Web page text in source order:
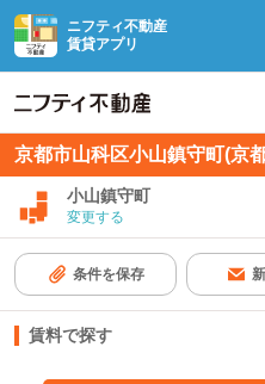
ニフティ不動産
賃貸アプリ
京都市山科区小山鎮守町(京
小山鎮守町
変更する
条件を保存
賃料で探す